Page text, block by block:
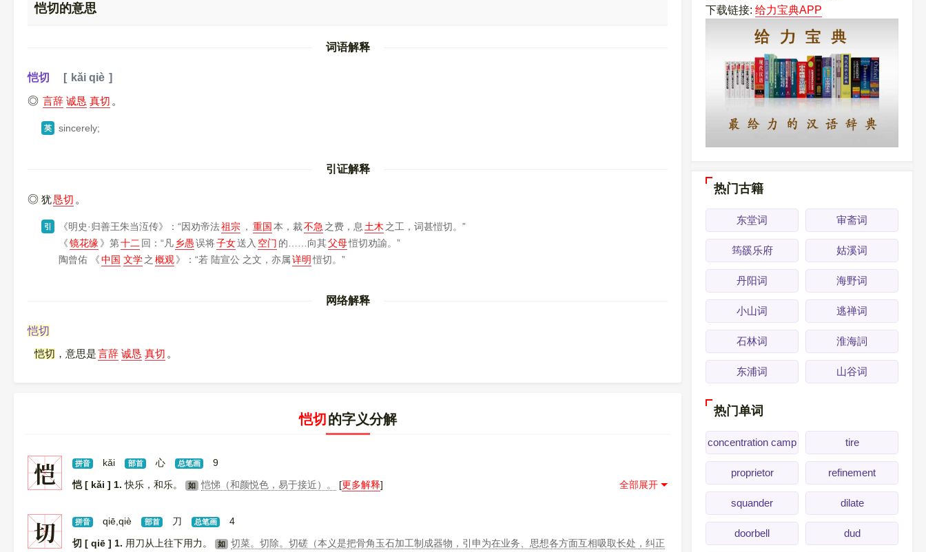
恺切的意思
词语解释
恺切
kǎi qiè
言辞 诚恳 真切 。
英 sincerely;
引证解释
犹恳切 。
引 《明史·归善王朱当沍传》 ：“因劝帝法祖宗 ， 重国 本，裁不急 之费，息土木 之工，词甚愷切。”
《镜花缘》 第十二 回：“凡 乡愚误将子女送入 空门 的……向其父母愷切劝諭。”
陶曾佑
《中国 文学之 概观》 ：“若 陆宣公 之文，亦属详明 愷切。”
网络解释
恺切
恺切 ，意思是言辞 诚恳 真切 。
恺切 的字义分解
恺 拼音 kǎi 部首 心 总笔画
9
恺 [ kǎi ] 1. 快乐，和乐。 如 恺悌（和颜悦色，易于接近）。 [更多解释]
切 拼音 qiē,qiè 部首 刀 总笔画
4
切 [ qiē ] 1. 用刀从上往下用力。 如
切菜。切除。切磋（本义是把骨角玉石加工制成器物，引申为在业务、思想各方面互相吸取长处，纠正
下载链接: 给力宝典APP
热门古籍
东堂词 审斋词
筠豀乐府 姑溪词
丹阳词 海野词
小山词 逃禅词
石林词 淮海詞
东浦词 山谷词
热门单词
concentration camp tire
proprietor refinement
squander dilate
doorbell dud